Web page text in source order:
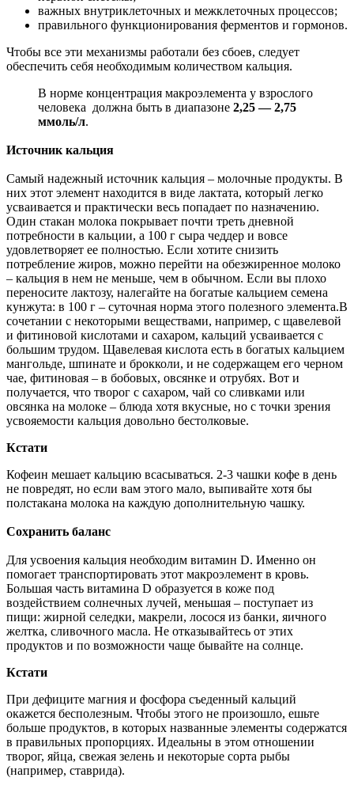
важных внутриклеточных и межклеточных процессов;
правильного функционирования ферментов и гормонов.
Чтобы все эти механизмы работали без сбоев, следует
обеспечить себя необходимым количеством кальция.
В норме концентрация макроэлемента у взрослого
человека должна быть в диапазоне 2,25 — 2,75
ммоль/л.
Источник кальция
Самый надежный источник кальция – молочные продукты. В
них этот элемент находится в виде лактата, который легко
усваивается и практически весь попадает по назначению.
Один стакан молока покрывает почти треть дневной
потребности в кальции, а 100 г сыра чеддер и вовсе
удовлетворяет ее полностью. Если хотите снизить
потребление жиров, можно перейти на обезжиренное молоко
– кальция в нем не меньше, чем в обычном. Если вы плохо
переносите лактозу, налегайте на богатые кальцием семена
кунжута: в 100 г – суточная норма этого полезного элемента.В
сочетании с некоторыми веществами, например, с щавелевой
и фитиновой кислотами и сахаром, кальций усваивается с
большим трудом. Щавелевая кислота есть в богатых кальцием
мангольде, шпинате и брокколи, и не содержащем его черном
чае, фитиновая – в бобовых, овсянке и отрубях. Вот и
получается, что творог с сахаром, чай со сливками или
овсянка на молоке – блюда хотя вкусные, но с точки зрения
усвояемости кальция довольно бестолковые.
Кстати
Кофеин мешает кальцию всасываться. 2-3 чашки кофе в день
не повредят, но если вам этого мало, выпивайте хотя бы
полстакана молока на каждую дополнительную чашку.
Сохранить баланс
Для усвоения кальция необходим витамин D. Именно он
помогает транспортировать этот макроэлемент в кровь.
Большая часть витамина D образуется в коже под
воздействием солнечных лучей, меньшая – поступает из
пищи: жирной селедки, макрели, лосося из банки, яичного
желтка, сливочного масла. Не отказывайтесь от этих
продуктов и по возможности чаще бывайте на солнце.
Кстати
При дефиците магния и фосфора съеденный кальций
окажется бесполезным. Чтобы этого не произошло, ешьте
больше продуктов, в которых названные элементы содержатся
в правильных пропорциях. Идеальны в этом отношении
творог, яйца, свежая зелень и некоторые сорта рыбы
(например, ставрида).